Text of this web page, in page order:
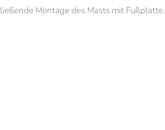
Montage des Masts mit Fußplatte.